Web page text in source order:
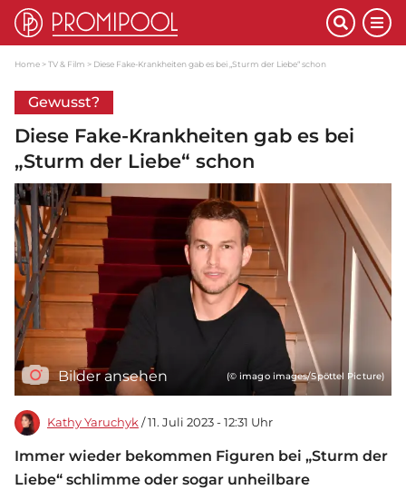
Home TV & Film Diese Fake-Krankheiten gab es bei „Sturm der Liebe“ schon
Gewusst?
Diese Fake-Krankheiten gab es bei
„Sturm der Liebe“ schon
Bilder ansehen (© imago images/Spöttel Picture)
Kathy Yaruchyk / 11. Juli 2023 - 12:31 Uhr
Immer wieder bekommen Figuren bei „Sturm der
Liebe“ schlimme oder sogar unheilbare